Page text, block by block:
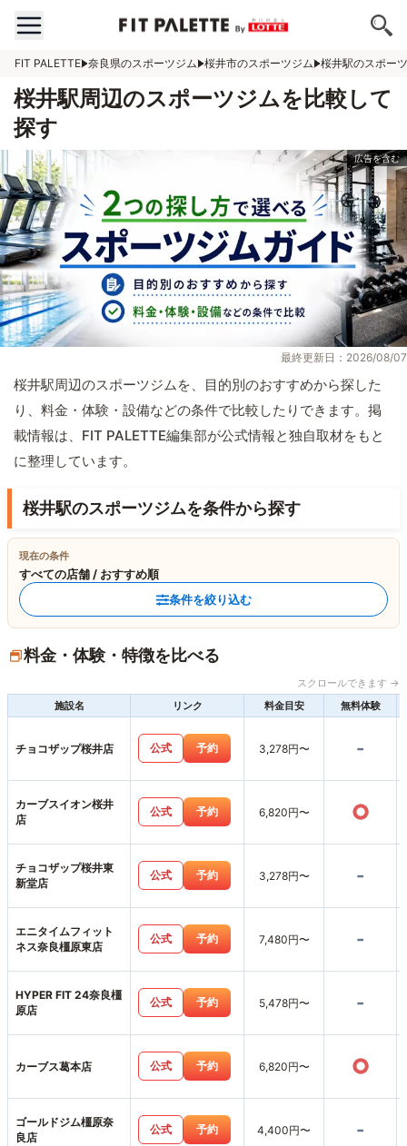
FIT PALETTE 奈良県のスポーツジム 桜井市のスポーツジム 桜井駅のスポー
桜井駅周辺のスポーツジムを比較して
探す
最終更新日：2026/08/07
桜井駅周辺のスポーツジムを、目的別のおすすめから探した
り、料金・体験・設備などの条件で比較したりできます。掲
載情報は、FIT PALETTE編集部が公式情報と独自取材をもと
に整理しています。
桜井駅のスポーツジムを条件から探す
現在の条件
すべての店舗 / おすすめ順
条件を絞り込む
料金・体験・特徴を比べる
スクロールできます →
施設名
リンク 料金目安 無料体験
チョコザップ桜井店 公式 予約 3,278円〜 -
カーブスイオン桜井
店
公式 予約 6,820円〜 ○
チョコザップ桜井東
新堂店
公式 予約 3,278円〜 -
エニタイムフィット
ネス奈良橿原東店
公式 予約 7,480円〜 -
HYPER FIT 24奈良橿
原店
公式 予約 5,478円〜 -
カーブス葛本店 公式 予約 6,820円〜 ○
ゴールドジム橿原奈
良店
公式 予約 4,400円〜 -